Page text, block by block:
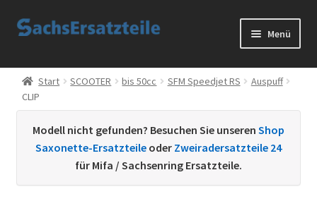
Zur
Zum
Menü
Start
AGB
Datenschutzerklärung
Start SCOOTER bis 50cc SFM Speedjet RS
Auspuff
CLIP
Modell nicht gefunden? Besuchen Sie unseren Shop
Saxonette-Ersatzteile oder Zweiradersatzteile 24
für Mifa / Sachsenring Ersatzteile.